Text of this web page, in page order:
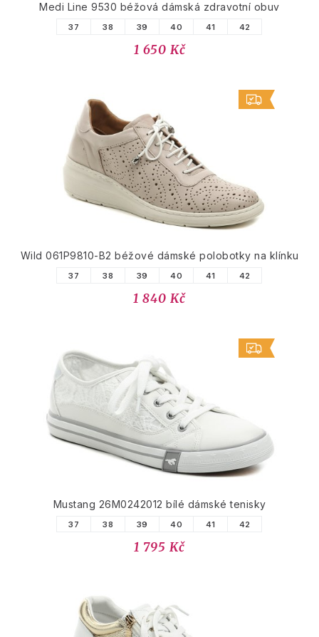
Medi Line 9530 béžová dámská zdravotní obuv
37 38 39 40 41 42
1 650 Kč
Wild 061P9810-B2 béžové dámské polobotky na klínku
37 38 39 40 41 42
1 840 Kč
Mustang 26M0242012 bílé dámské tenisky
37 38 39 40 41 42
1 795 Kč